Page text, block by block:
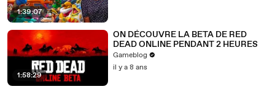
1:39:07
1:58:29
ON DÉCOUVRE LA BETA DE RED
DEAD ONLINE PENDANT 2 HEURES
Gameblog
il y a 8 ans